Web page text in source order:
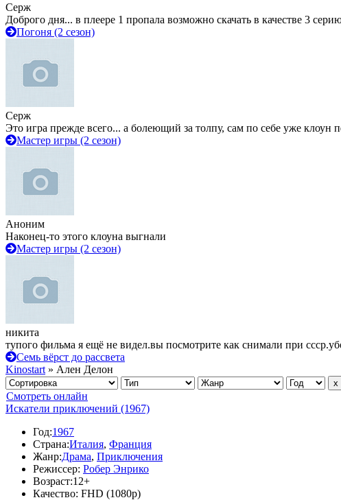
Серж
Доброго дня... в плеере 1 пропала возможно скачать в качестве 3
Погоня (2 сезон)
Серж
Это игра прежде всего... а болеющий за толпу, сам по себе уже клоун
Мастер игры (2 сезон)
Аноним
Наконец-то этого клоуна выгнали
Мастер игры (2 сезон)
никита
тупого фильма я ещё не видел.вы посмотрите как снимали при
Семь вёрст до рассвета
Kinostart » Ален Делон
Смотреть онлайн
Искатели приключений (1967)
Год:1967
Страна:Италия, Франция
Жанр:Драма, Приключения
Режиссер: Робер Энрико
Возраст:12+
Качество: FHD (1080p)